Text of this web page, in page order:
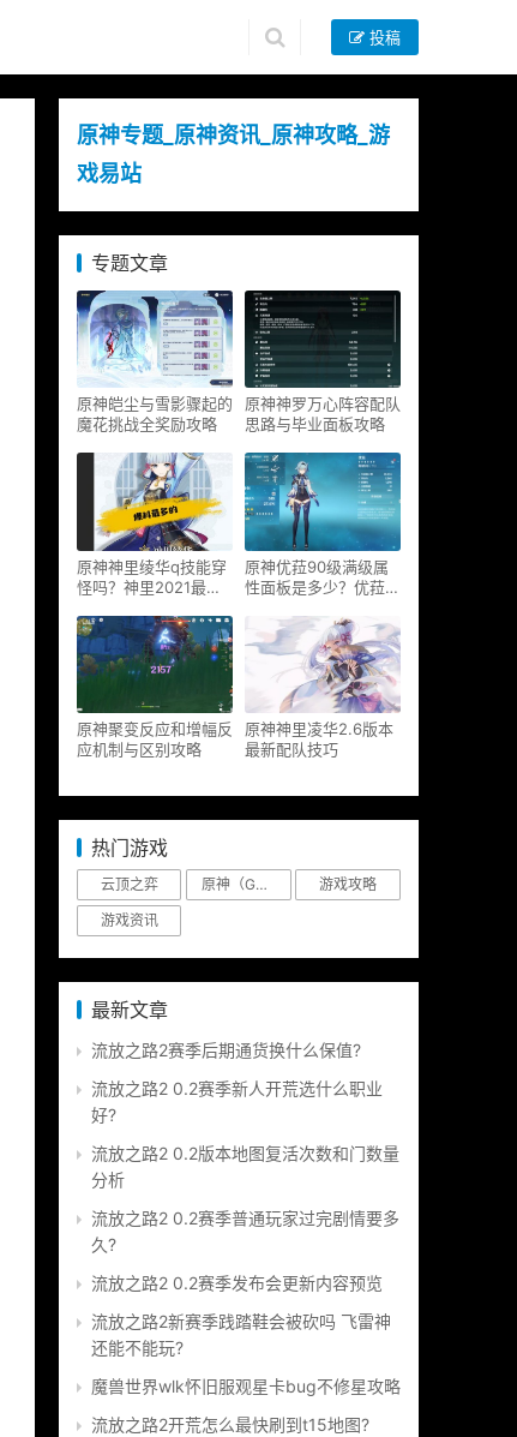
投稿
原神专题_原神资讯_原神攻略_游
戏易站
专题文章
原神皑尘与雪影骤起的
魔花挑战全奖励攻略
原神神罗万心阵容配队
思路与毕业面板攻略
原神神里绫华q技能穿
怪吗？神里2021最新
原神优菈90级满级属
性面板是多少？优菈大
原神聚变反应和增幅反
应机制与区别攻略
原神神里凌华2.6版本
最新配队技巧
热门游戏
云顶之弈 原神（Genshin Impact）
游戏攻略
游戏资讯
最新文章
流放之路2赛季后期通货换什么保值?
流放之路2 0.2赛季新人开荒选什么职业
好?
流放之路2 0.2版本地图复活次数和门数量
分析
流放之路2 0.2赛季普通玩家过完剧情要多
久?
流放之路2 0.2赛季发布会更新内容预览
流放之路2新赛季践踏鞋会被砍吗 飞雷神
还能不能玩?
魔兽世界wlk怀旧服观星卡bug不修星攻略
流放之路2开荒怎么最快刷到t15地图?